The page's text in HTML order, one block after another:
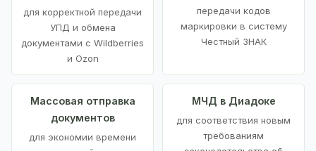
для корректной передачи
УПД и обмена
документами с Wildberries
и Ozon
передачи кодов
маркировки в систему
Честный ЗНАК
Массовая отправка
документов
для экономии времени
МЧД в Диадоке
для соответствия новым
требованиям